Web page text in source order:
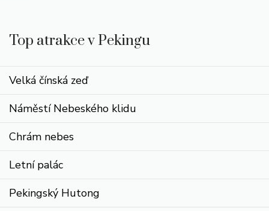
Top atrakce v Pekingu
Velká čínská zeď
Náměstí Nebeského klidu
Chrám nebes
Letní palác
Pekingský Hutong